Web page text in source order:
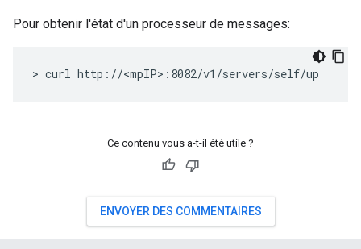
Pour obtenir l'état d'un processeur de messages:
> curl http://<mpIP>:8082/v1/servers/self/up
Ce contenu vous a-t-il été utile ?
ENVOYER DES COMMENTAIRES